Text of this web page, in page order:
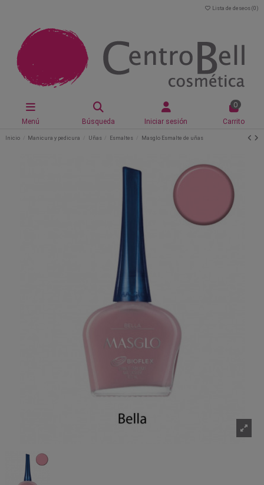
Lista de deseos (0 )
Menú Búsqueda Iniciar sesión
0
Carrito
Inicio Manicura y pedicura Uñas Esmaltes Masglo Esmalte de uñas